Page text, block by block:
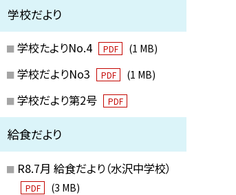
学校だより
学校たよりNo.4 PDF (1 MB)
学校だよりNo3 PDF (1 MB)
学校だより第2号 PDF
給食だより
R8.7月 給食だより（水沢中学校）
PDF (3 MB)